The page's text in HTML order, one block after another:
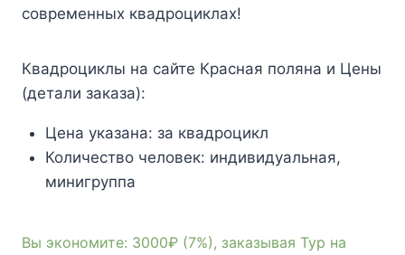
современных квадроциклах!
Квадроциклы на сайте Красная поляна и Цены
(детали заказа):
Цена указана: за квадроцикл
Количество человек: индивидуальная,
минигруппа
Вы экономите: 3000₽ (7%), заказывая Тур на